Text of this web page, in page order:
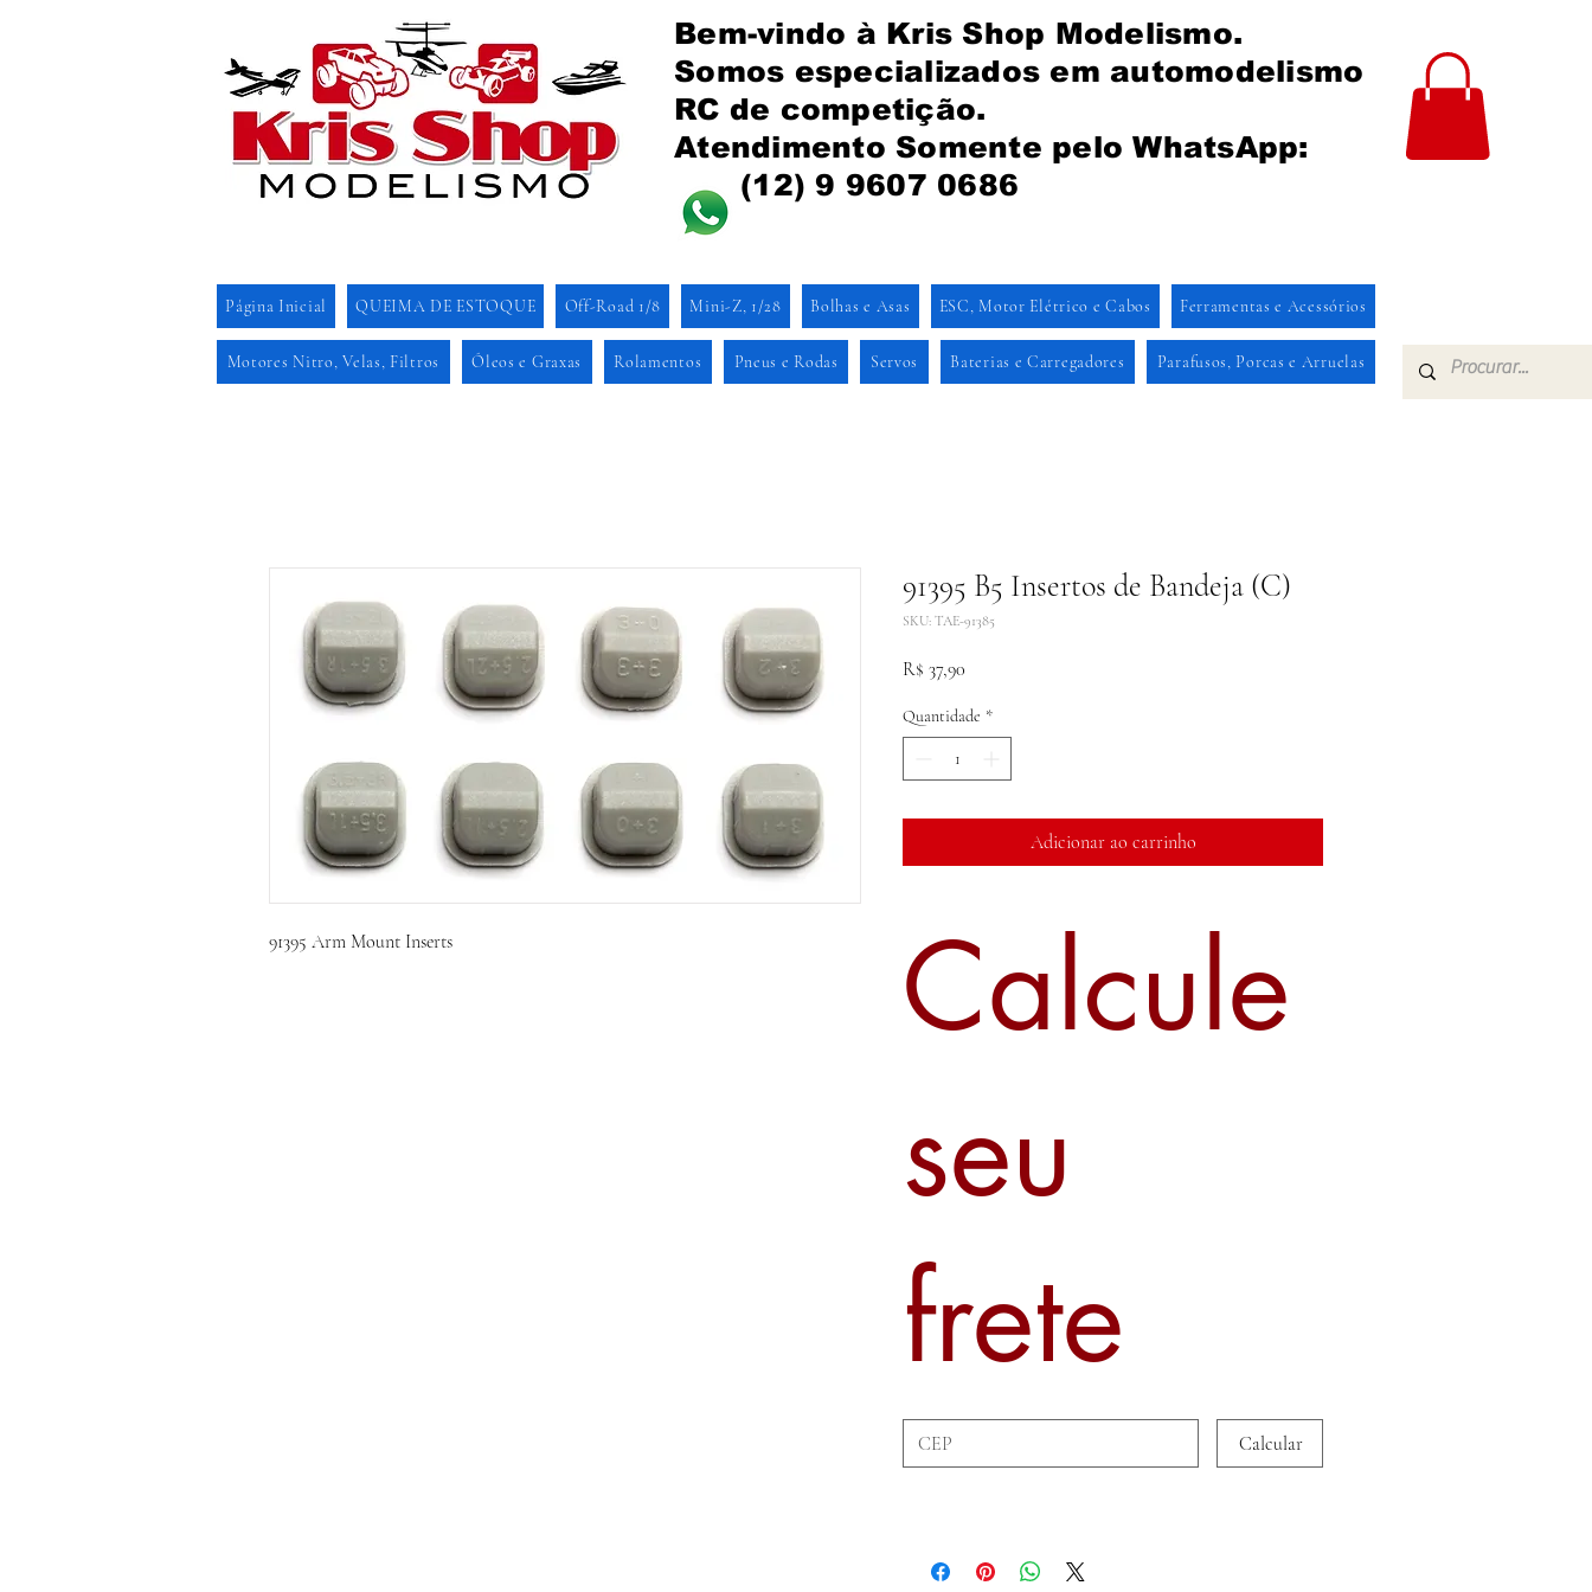
Bem-vindo à Kris Shop Modelismo.
Somos especializados em automodelismo
RC de competição.
Atendimento Somente pelo WhatsApp:
(12) 9 9607 0686
Página Inicial QUEIMA DE ESTOQUE Off-Road 1/8 Mini-Z, 1/28 Bolhas e Asas ESC, Motor Elétrico e Cabos Ferramentas e Acessórios
Motores Nitro, Velas, Filtros Óleos e Graxas Rolamentos Pneus e Rodas Servos Baterias e Carregadores Parafusos, Porcas e Arruelas
91395 Arm Mount Inserts
91395 B5 Insertos de Bandeja (C)
SKU: TAE-91385
R$ 37,90
Quantidade *
Adicionar ao carrinho
Calcule
seu
frete
Calcular